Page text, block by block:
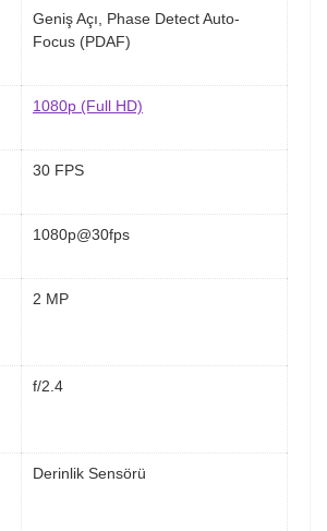
Geniş Açı, Phase Detect Auto-
Focus (PDAF)
1080p (Full HD)
30 FPS
1080p@30fps
2 MP
f/2.4
Derinlik Sensörü